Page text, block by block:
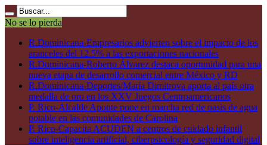
No se lo pierda
R.Dominicana-Empresarios advierten sobre el impacto de los
aranceles del 12.5% a las exportaciones nacionales
R.Dominicana-Roberto Álvarez destaca oportunidad para una
nueva etapa de desarrollo comercial entre México y RD
R.Dominicana-Deportes/María Dimitrova aporta al país otra
medalla de oro en los XXV Juegos Centroamericanos
P. Rico-Alcalde Aponte pone en marcha red de oasis de agua
potable en las comunidades de Carolina
P. Rico-Capacita ACUDEN a centros de cuidado infantil
sobre inteligencia artificial, ciberpsicología y seguridad digital